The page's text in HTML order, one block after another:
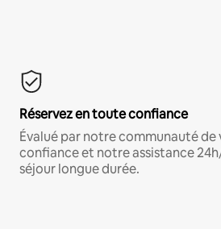
Réservez en toute confiance
Évalué par notre communauté de
confiance et notre assistance
séjour longue durée.